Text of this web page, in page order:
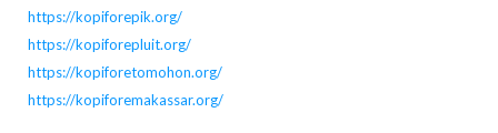
https://kopiforepik.org/
https://kopiforepluit.org/
https://kopiforetomohon.org/
https://kopiforemakassar.org/